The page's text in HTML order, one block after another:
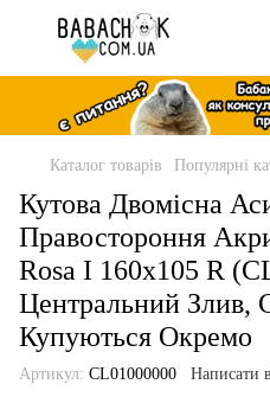
Каталог товарів Популярні
Кутова Двомісна
Правостороння
Rosa I 160x105 R
Центральний Злив,
Купуються Окремо
Артикул: CL01000000 Написати